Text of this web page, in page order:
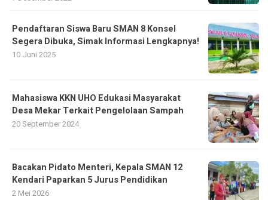
Pendaftaran Siswa Baru SMAN 8 Konsel
Segera Dibuka, Simak Informasi Lengkapnya!
10 Juni 2025
Mahasiswa KKN UHO Edukasi Masyarakat
Desa Mekar Terkait Pengelolaan Sampah
20 September 2024
Bacakan Pidato Menteri, Kepala SMAN 12
Kendari Paparkan 5 Jurus Pendidikan
2 Mei 2026